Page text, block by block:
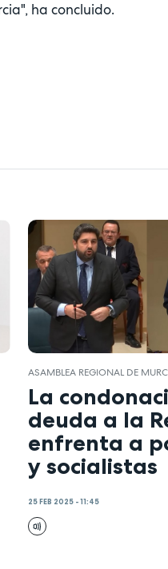
ha concluido.
ASAMBLEA REGIONAL DE
La
deuda a la
enfrenta a
y socialistas
25 FEB 2025 - 11:45